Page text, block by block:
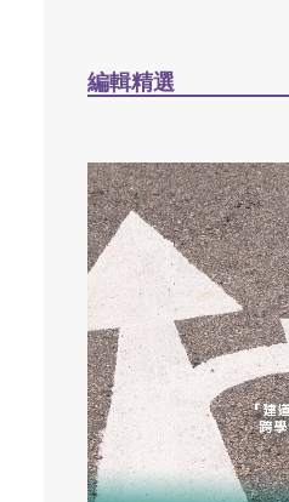
編輯精選